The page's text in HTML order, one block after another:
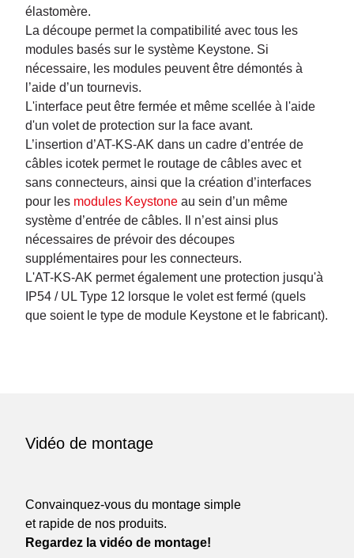
élastomère.
La découpe permet la compatibilité avec tous les
modules basés sur le système Keystone. Si
nécessaire, les modules peuvent être démontés à
l’aide d’un tournevis.
L'interface peut être fermée et même scellée à l'aide
d'un volet de protection sur la face avant.
L’insertion d’AT-KS-AK dans un cadre d’entrée de
câbles icotek permet le routage de câbles avec et
sans connecteurs, ainsi que la création d’interfaces
pour les modules Keystone au sein d’un même
système d’entrée de câbles. Il n’est ainsi plus
nécessaires de prévoir des découpes
supplémentaires pour les connecteurs.
L'AT-KS-AK permet également une protection jusqu'à
IP54 / UL Type 12 lorsque le volet est fermé (quels
que soient le type de module Keystone et le fabricant).
Vidéo de montage
Convainquez-vous du montage simple
et rapide de nos produits.
Regardez la vidéo de montage!